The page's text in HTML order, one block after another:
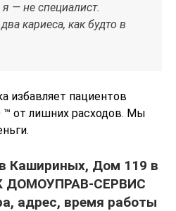
я — не специалист.
кариеса, как будто в
избавляет пациентов
от лишних расходов. Мы
Кашириных, Дом 119 в
ДОМОУПРАВ-СЕРВИС
адрес, время работы